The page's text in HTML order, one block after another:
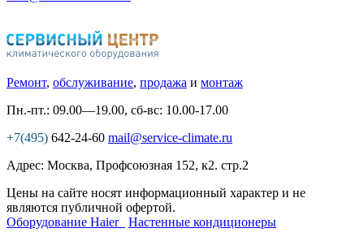
Ремонт, обслуживание, продажа и монтаж
Пн.-пт.: 09.00—19.00, сб-вс: 10.00-17.00
+7(495) 642-24-60 mail@service-climate.ru
Адрес: Москва, Профсоюзная 152, к2. стр.2
Цены на сайте носят информационный характер и не
являются публичной офертой.
Оборудование Haier
Настенные кондиционеры